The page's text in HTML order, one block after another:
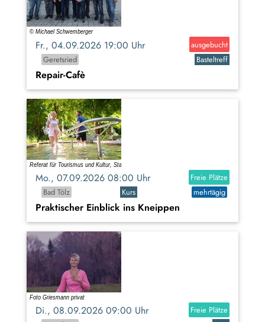
Fr., 04.09.2026 19:00 Uhr
ausgebucht
Geretsried
Basteltreff
Repair-Cafè
Mo., 07.09.2026 08:00 Uhr
Freie Plätze
Bad Tölz
Kurs mehrtägig
Praktischer Einblick ins Kneippen
Di., 08.09.2026 09:00 Uhr
Freie Plätze